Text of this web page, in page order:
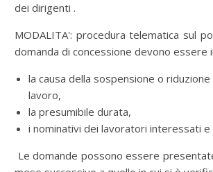
dei dirigenti .
MODALITA': procedura telematica sul
domanda di concessione devono essere
la causa della sospensione o
lavoro,
la presumibile durata,
i nominativi dei lavoratori interessati
Le domande possono essere